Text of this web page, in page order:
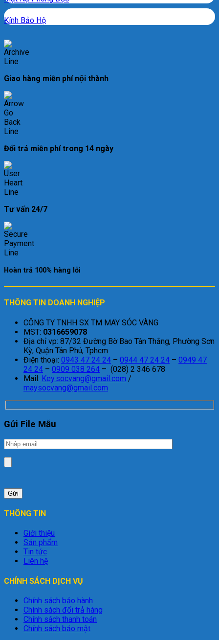
Kính Bảo Hộ
Giao hàng miễn phí nội thành
Đổi trả miễn phí trong 14 ngày
Tư vấn 24/7
Hoàn trả 100% hàng lỗi
THÔNG TIN DOANH NGHIỆP
CÔNG TY TNHH SX TM MAY SÓC VÀNG
MST: 0316659078
Địa chỉ vp: 87/32 Đường Bờ Bao Tân Thắng, Phường Sơn
Kỳ, Quận Tân Phú, Tphcm
Điện thoại: 0943 47 24 24 – 0944 47 24 24 – 0949 47
24 24 – 0909 038 264 – (028) 2 346 678
Mail: Key.socvang@gmail.com /
maysocvang@gmail.com
Gửi File Mẫu
THÔNG TIN
Giới thiệu
Sản phẩm
Tin tức
Liên hệ
CHÍNH SÁCH DỊCH VỤ
Chính sách bảo hành
Chính sách đổi trả hàng
Chính sách thanh toán
Chính sách bảo mật